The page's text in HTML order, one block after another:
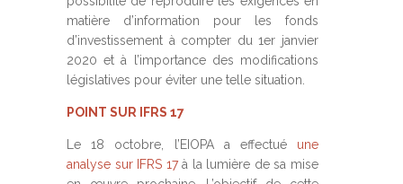
matière d’information pour les fonds
d’investissement à compter du 1er janvier
2020 et à l’importance des modifications
législatives pour éviter une telle situation.
POINT SUR IFRS 17
Le 18 octobre, l’EIOPA a effectué une
analyse sur IFRS 17à la lumière de sa mise